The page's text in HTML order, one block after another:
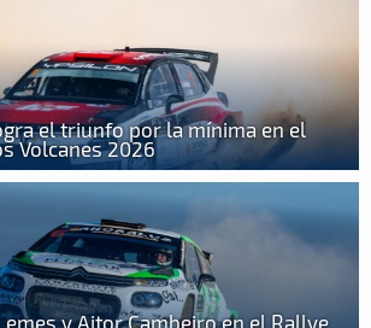
el triunfo por la mínima en el
Volcanes 2026
y Aitor Cambeiro en el Rallye